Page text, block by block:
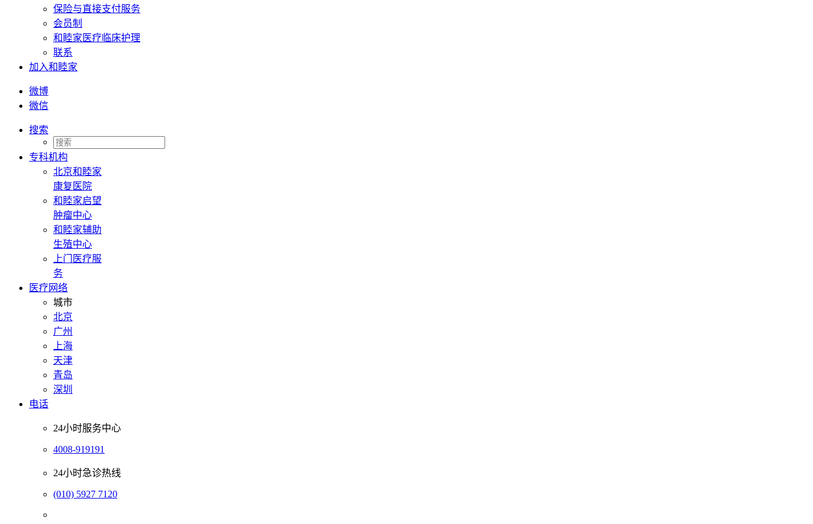
保险与直接支付服务
会员制
和睦家医疗临床护理
联系
加入和睦家
微博
微信
搜索
专科机构
北京和睦家
康复医院
和睦家启望
肿瘤中心
和睦家辅助
生殖中心
上门医疗服
务
医疗网络
城市
北京
广州
上海
天津
青岛
深圳
电话
24小时服务中心
4008-919191
24小时急诊热线
(010) 5927 7120